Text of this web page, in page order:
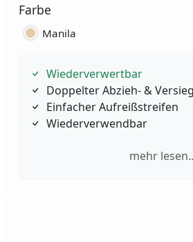
Farbe
Manila
Wiederverwertbar
Doppelter Abzieh‑ &
Einfacher Aufreißstreifen
Wiederverwendbar
mehr